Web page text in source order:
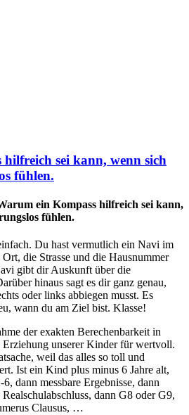
sei kann, wenn sich
fühlen.
ein Kompass hilfreich sei kann,
fühlen.
Du hast vermutlich ein Navi im
die Strasse und die Hausnummer
gibt dir Auskunft über die
hinaus sagt es dir ganz genau,
oder links abbiegen musst. Es
wann du am Ziel bist. Klasse!
der exakten Berechenbarkeit in
unserer Kinder für wertvoll.
weil das alles so toll und
Ist ein Kind plus minus 6 Jahre alt,
dann messbare Ergebnisse, dann
dann G8 oder G9,
Clausus, …